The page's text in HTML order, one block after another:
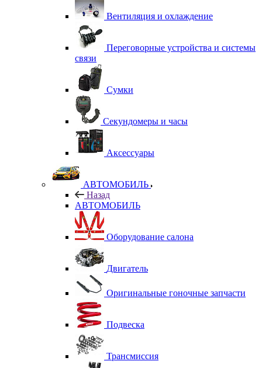
Вентиляция и охлаждение
Переговорные устройства и системы
связи
Сумки
Секундомеры и часы
Аксессуары
АВТОМОБИЛЬ
Назад
АВТОМОБИЛЬ
Оборудование салона
Двигатель
Оригинальные гоночные запчасти
Подвеска
Трансмиссия